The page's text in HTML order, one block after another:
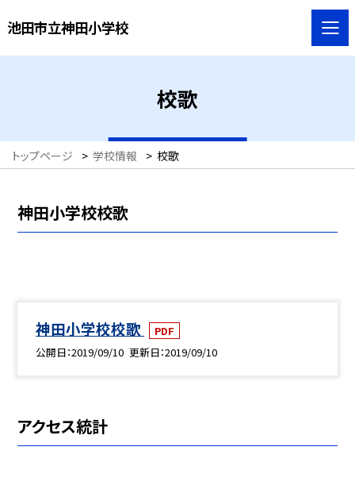
池田市立神田小学校
校歌
トップページ > 学校情報 > 校歌
神田小学校校歌
神田小学校校歌
PDF
公開日 2019/09/10 更新日 2019/09/10
アクセス統計